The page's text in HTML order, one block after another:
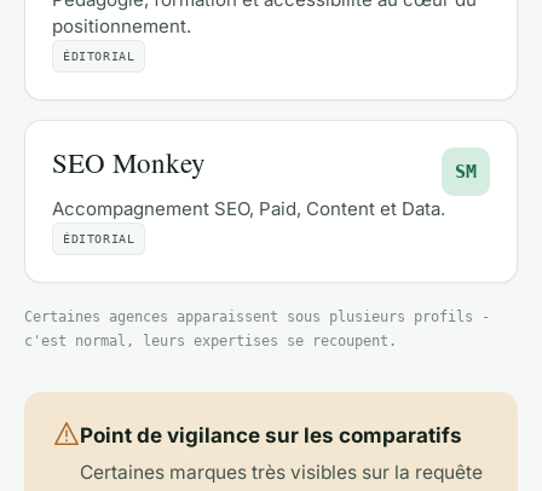
positionnement.
ÉDITORIAL
SEO Monkey SM
Accompagnement SEO, Paid, Content et Data.
ÉDITORIAL
Certaines agences apparaissent sous plusieurs profils -
c'est normal, leurs expertises se recoupent.
Point de vigilance sur les comparatifs
Certaines marques très visibles sur la requête